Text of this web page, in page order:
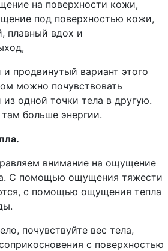
на поверхности кожи,
под поверхностью кожи,
плавный вдох и
продвинутый вариант этого
можно почувствовать
из одной точки тела в другую.
больше энергии.
внимание на ощущение
С помощью ощущения тяжести
с помощью ощущения тепла
почувствуйте вес тела,
с поверхностью